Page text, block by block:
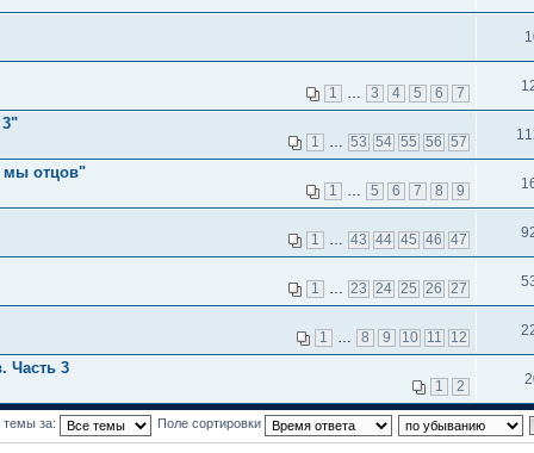
1 3 4 5 6 7
1 53 54 55 56 57
мы отцов"
1 5 6 7 8 9
1 43 44 45 46 47
1 23 24 25 26 27
1 8 9 10 11 12
Часть 3
1 2
темы за: Поле сортировки